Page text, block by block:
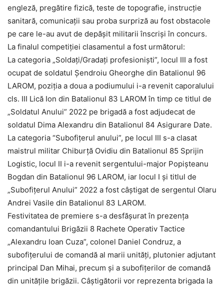
engleză, pregătire fizică, teste de topografie, instrucție
sanitară, comunicații sau proba surpriză au fost obstacole
pe care le-au avut de depășit militarii înscriși în concurs.
La finalul competiției clasamentul a fost următorul:
La categoria „Soldați/Gradați profesioniști”, locul III a fost
ocupat de soldatul Șendroiu Gheorghe din Batalionul 96
LAROM, poziția a doua a podiumului i-a revenit caporalului
cls. III Lică Ion din Batalionul 83 LAROM în timp ce titlul de
„Soldatul Anului” 2022 pe brigadă a fost adjudecat de
soldatul Dima Alexandru din Batalionul 84 Asigurare Date.
La categoria “Subofițerul anului”, pe locul III s-a clasat
maistrul militar Chiburță Ovidiu din Batalionul 85 Sprijin
Logistic, locul II i-a revenit sergentului-major Popișteanu
Bogdan din Batalionul 96 LAROM, iar locul I și titlul de
„Subofițerul Anului” 2022 a fost câștigat de sergentul Olaru
Andrei Vasile din Batalionul 83 LAROM.
Festivitatea de premiere s-a desfășurat în prezența
comandantului Brigăzii 8 Rachete Operativ Tactice
„Alexandru Ioan Cuza”, colonel Daniel Condruz, a
subofițerului de comandă al marii unități, plutonier adjutant
principal Dan Mihai, precum și a subofițerilor de comandă
din unitățile brigăzii. Câştigătorii vor reprezenta brigada la